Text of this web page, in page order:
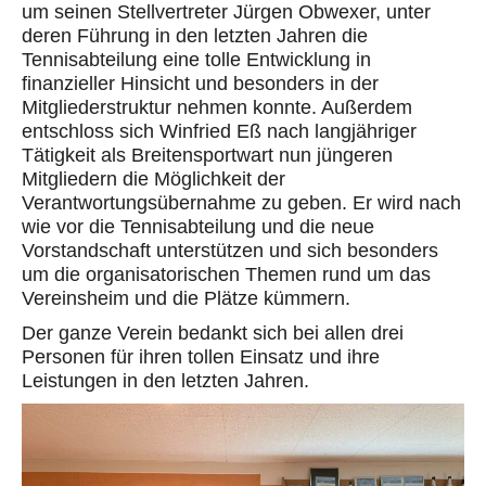
um seinen Stellvertreter Jürgen Obwexer, unter
deren Führung in den letzten Jahren die
Tennisabteilung eine tolle Entwicklung in
finanzieller Hinsicht und besonders in der
Mitgliederstruktur nehmen konnte. Außerdem
entschloss sich Winfried Eß nach langjähriger
Tätigkeit als Breitensportwart nun jüngeren
Mitgliedern die Möglichkeit der
Verantwortungsübernahme zu geben. Er wird nach
wie vor die Tennisabteilung und die neue
Vorstandschaft unterstützen und sich besonders
um die organisatorischen Themen rund um das
Vereinsheim und die Plätze kümmern.
Der ganze Verein bedankt sich bei allen drei
Personen für ihren tollen Einsatz und ihre
Leistungen in den letzten Jahren.